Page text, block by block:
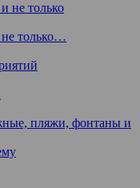
не только
только…
пляжи, фонтаны и